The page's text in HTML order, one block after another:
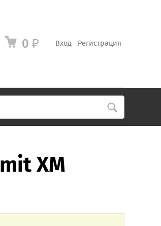
Вход Регистрация
0 ₽
XM